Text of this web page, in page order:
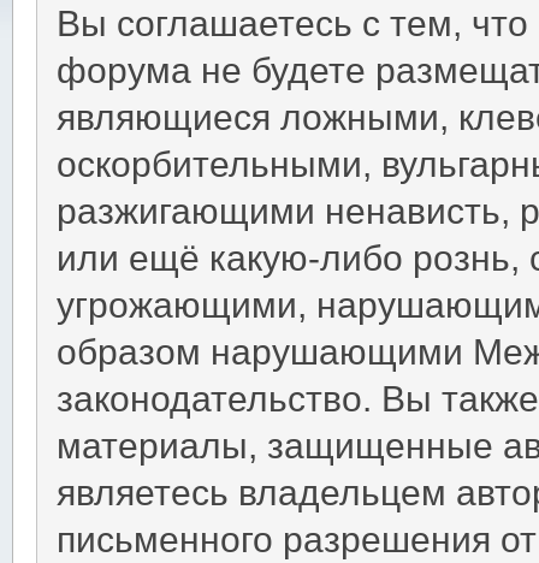
Вы соглашаетесь с тем,
форума не будете
являющиеся ложными,
оскорбительными,
разжигающими ненависть,
или ещё какую-либо рознь,
угрожающими,
образом нарушающими
законодательство. Вы
материалы, защищенные
являетесь владельцем
письменного разрешения